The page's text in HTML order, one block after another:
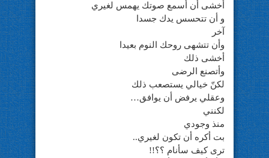
أخشى أن أسمع صوتك يهمس لغيري
و أن تتحسس يدك جسدا
آخر
وأن تتشهى روحك النوم بعيدا
أخشى ذلك
وأتصنع الرضى
لكنّ خيالي يستصعب ذلك
وعقلي يرفض أن يوافق…
لكنني
منذ وجودي
بت أكره أن تكون لغيري..
ترى كيف سأنام ؟؟!!